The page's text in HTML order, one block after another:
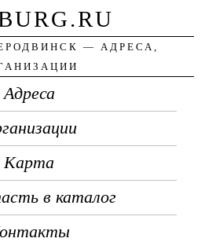
— АДРЕСА,
Адреса
Карта
в каталог